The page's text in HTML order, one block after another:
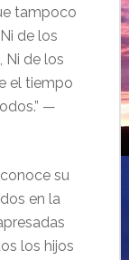
tampoco
Ni de los
Ni de los
el tiempo
” —
su
en la
los hijos